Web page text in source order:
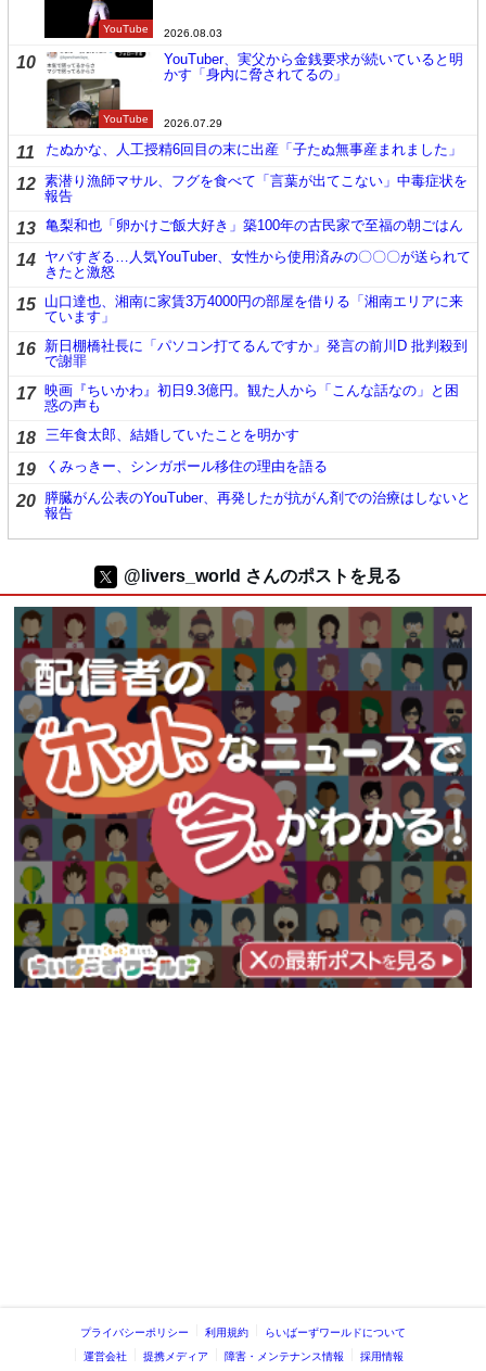
YouTube 2026.08.03
10
YouTube
YouTuber、実父から金銭要求が続いていると明
かす「身内に脅されてるの」
2026.07.29
11 たぬかな、人工授精6回目の末に出産「子たぬ無事産まれました」
12 素潜り漁師マサル、フグを食べて「言葉が出てこない」中毒症状を
報告
13 亀梨和也「卵かけご飯大好き」築100年の古民家で至福の朝ごはん
14 ヤバすぎる…人気YouTuber、女性から使用済みの〇〇〇が送られて
きたと激怒
15 山口達也、湘南に家賃3万4000円の部屋を借りる「湘南エリアに来
ています」
16 新日棚橋社長に「パソコン打てるんですか」発言の前川D 批判殺到
で謝罪
17 映画『ちいかわ』初日9.3億円。観た人から「こんな話なの」と困
惑の声も
18 三年食太郎、結婚していたことを明かす
19 くみっきー、シンガポール移住の理由を語る
20 膵臓がん公表のYouTuber、再発したが抗がん剤での治療はしないと
報告
@livers_world さんのポストを見る
プライバシーポリシー 利用規約 らいばーずワールドについて
運営会社 提携メディア 障害・メンテナンス情報 採用情報